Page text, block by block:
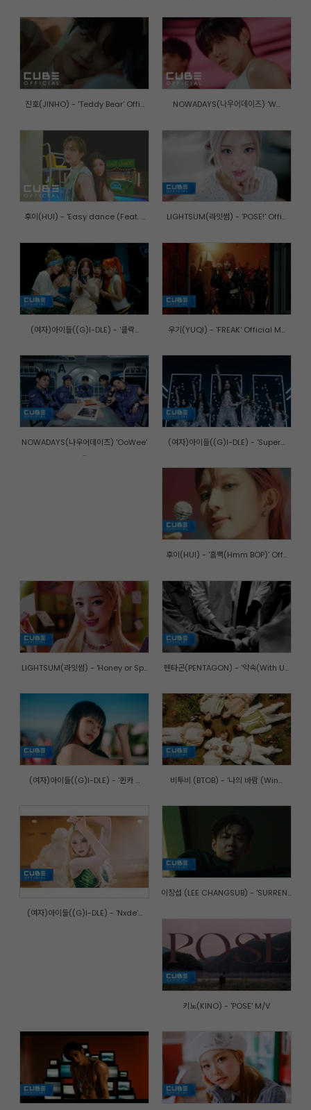
진호(JINHO) - 'Teddy Bear' Offi... NOWADAYS(나우어데이즈) 'W...
후이(HUI) - 'Easy dance (Feat. ... LIGHTSUM(라잇썸) - 'POSE!' Offi...
(여자)아이들((G)I-DLE) - '클락... 우기(YUQI) - 'FREAK' Official M...
NOWADAYS(나우어데이즈) 'OoWee'
...
(여자)아이들((G)I-DLE) - 'Super...
후이(HUI) - '흠뻑(Hmm BOP)' Off...
LIGHTSUM(라잇썸) - 'Honey or Sp... 펜타곤(PENTAGON) - '약속(With U...
(여자)아이들((G)I-DLE) - '퀸카 ... 비투비 (BTOB) - '나의 바람 (Win...
(여자)아이들((G)I-DLE) - 'Nxde'...
이창섭 (LEE CHANGSUB) - 'SURREN...
키노(KINO) - 'POSE' M/V